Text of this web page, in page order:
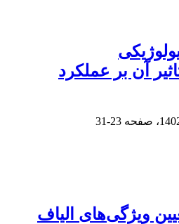
آن بر عملکرد
23-31
ویژگی‌‌‌‌های الیاف